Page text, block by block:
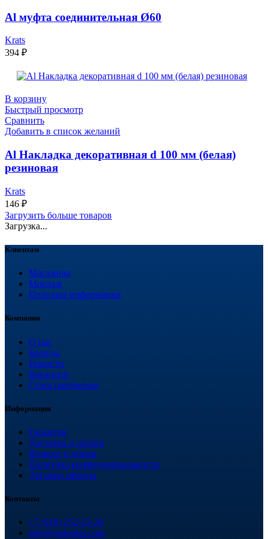
Al муфта соединительная Ø60
Krats
394 ₽
В корзину
Быстрый просмотр
Сравнить
Добавить в список желаний
Al Накладка декоративная d 100 мм (белая)
резиновая
Krats
146 ₽
Загрузить больше товаров
Загрузка...
Клиентам
Магазины
Монтаж
Полезная информация
Компания
О нас
Бренды
Новости
Вакансии
Стать партнером
Информация
Гарантия
Доставка и оплата
Возврат и обмен
Политика конфиденциальности
Договор оферты
Контакты
+7 (918) 252-12-26
info@teploplas.com